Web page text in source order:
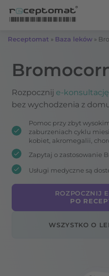
Receptomat » Baza leków »
Rozpocznij e-konsultację
bez wychodzenia z
Pomoc przy zbyt
zaburzeniach cyklu
kobiet, akromegalii,
Zapytaj o zastosowanie
Usługi medyczne są
ROZPOCZNIJ
PO
WSZYSTKO O